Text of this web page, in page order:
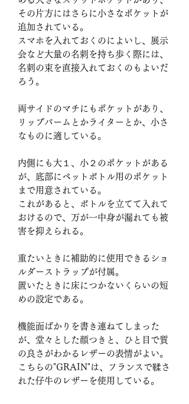
その片方にはさらに小さなポケットが
追加されている。
スマホを入れておくのによいし、展示
会など大量の名刺を持ち歩く際には、
名刺の束を直接入れておくのもよいだ
ろう。
両サイドのマチにもポケットがあり、
リップバームとかライターとか、小さ
なものに適している。
内側にも大１、小２のポケットがある
が、底部にペットボトル用のポケット
まで用意されている。
これがあると、ボトルを立てて入れて
おけるので、万が一中身が漏れても被
害を抑えられる。
重たいときに補助的に使用できるショ
ルダーストラップが付属。
置いたときに床につかないくらいの短
めの設定である。
機能面ばかりを書き連ねてしまった
が、堂々とした顔つきと、ひと目で質
の良さがわかるレザーの表情がよい。
こちらの"GRAIN"は、フランスで鞣さ
れた仔牛のレザーを使用している。